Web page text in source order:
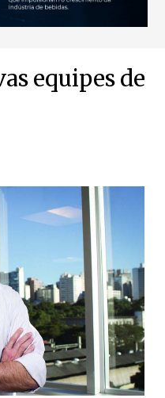
equipes de